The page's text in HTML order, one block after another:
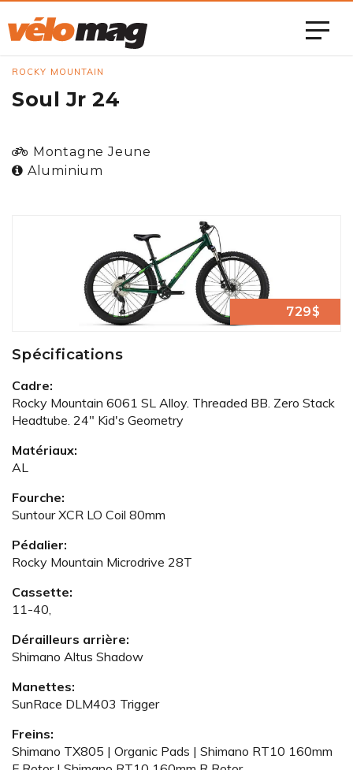
ROCKY MOUNTAIN
Soul Jr 24
Montagne Jeune
Aluminium
729$
Spécifications
Cadre:
Rocky Mountain 6061 SL Alloy. Threaded BB. Zero Stack
Headtube. 24" Kid's Geometry
Matériaux:
AL
Fourche:
Suntour XCR LO Coil 80mm
Pédalier:
Rocky Mountain Microdrive 28T
Cassette:
11-40,
Dérailleurs arrière:
Shimano Altus Shadow
Manettes:
SunRace DLM403 Trigger
Freins:
Shimano TX805 | Organic Pads | Shimano RT10 160mm